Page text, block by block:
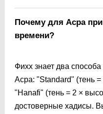
Почему для Асра
времени?
Фихх знает два
Асра: "Standard" (тень
"Hanafi" (тень = 2 ×
достоверные хадисы.